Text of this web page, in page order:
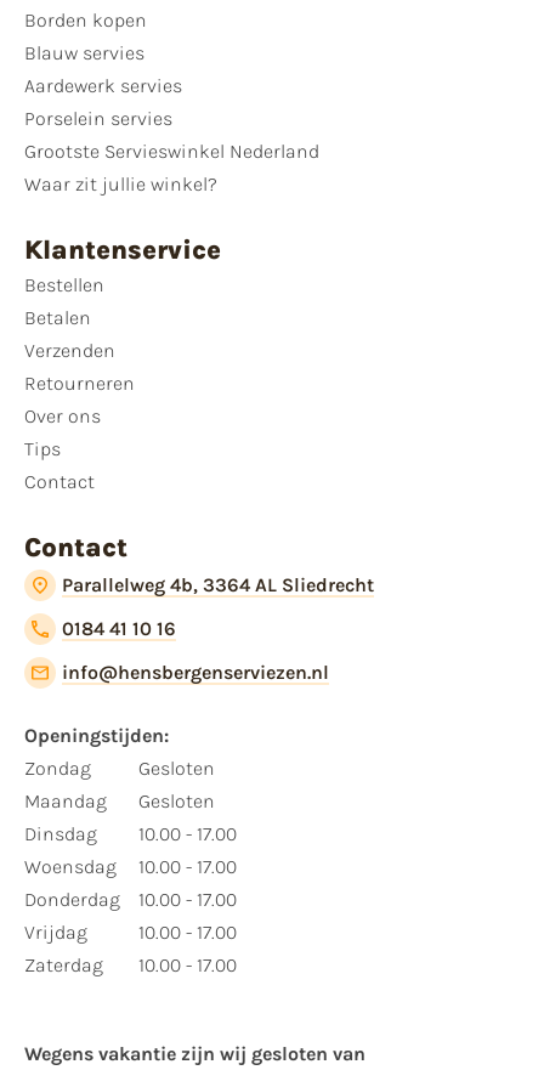
Borden kopen
Blauw servies
Aardewerk servies
Porselein servies
Grootste Servieswinkel Nederland
Waar zit jullie winkel?
Klantenservice
Bestellen
Betalen
Verzenden
Retourneren
Over ons
Tips
Contact
Contact
Parallelweg 4b, 3364 AL Sliedrecht
0184 41 10 16
info@hensbergenserviezen.nl
Openingstijden:
Zondag
Maandag
Dinsdag
Woensdag
Donderdag
Vrijdag
Zaterdag
Gesloten
Gesloten
10.00 - 17.00
10.00 - 17.00
10.00 - 17.00
10.00 - 17.00
10.00 - 17.00
Wegens vakantie zijn wij gesloten van ​